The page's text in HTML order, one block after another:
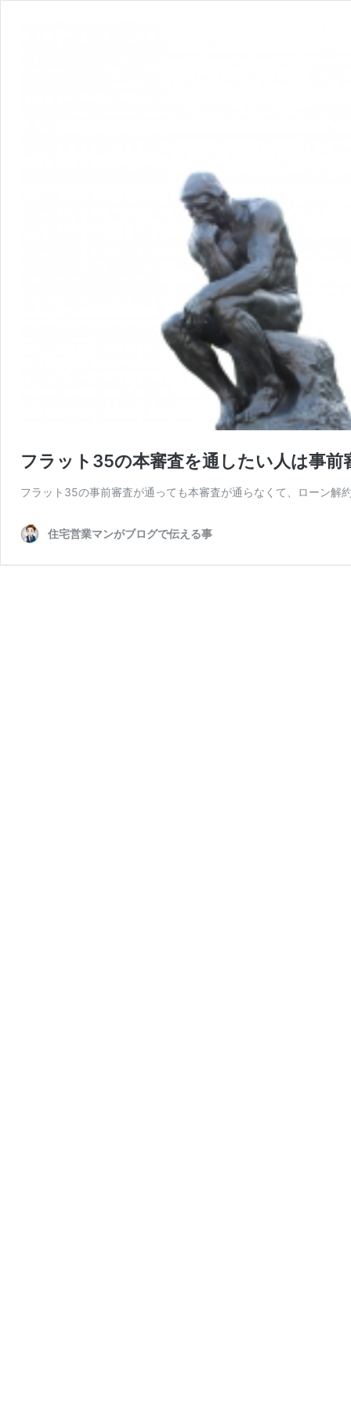
フラット35の本審査を通したい人は事
フラット35の事前審査が通っても本審査が通らなくて、ローン
住宅営業マンがブログで伝える事